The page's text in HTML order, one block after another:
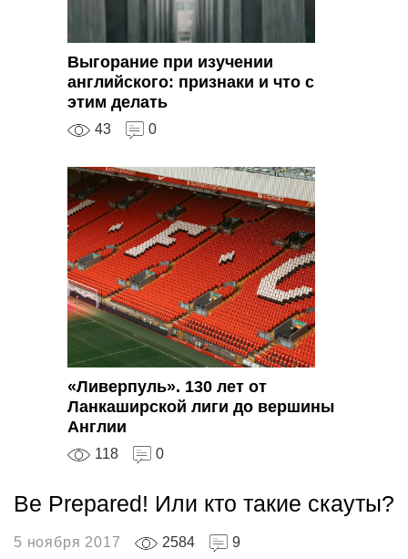
Выгорание при изучении
английского: признаки и что с
этим делать
43 0
«Ливерпуль». 130 лет от
Ланкаширской лиги до вершины
Англии
118 0
Be Prepared! Или кто такие скауты?
5 ноября 2017 2584
9